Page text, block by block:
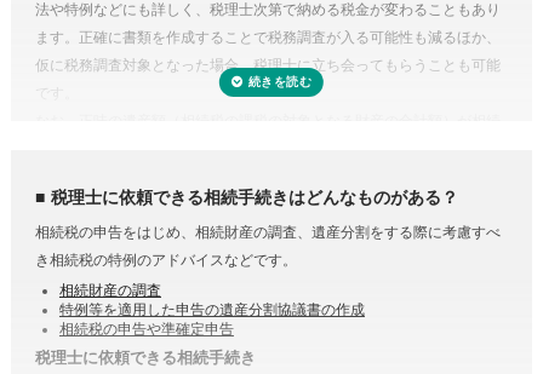
法や特例などにも詳しく、税理士次第で納める税金が変わることもあり
ます。正確に書類を作成することで税務調査が入る可能性も減るほか、
仮に税務調査対象となった場合、税理士に立ち会ってもらうことも可能
です。
税理士に依頼できる相続手続きはどんなものがある？
相続税の申告をはじめ、相続財産の調査、遺産分割をする際に考慮すべ
き相続税の特例のアドバイスなどです。
相続財産の調査
特例等を適用した申告の遺産分割協議書の作成
相続税の申告や準確定申告
税理士に依頼できる相続手続き